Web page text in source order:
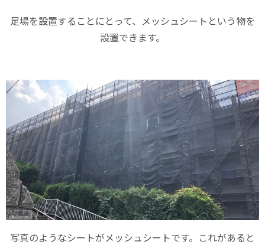
足場を設置することにとって、メッシュシートという物を
設置できます。
写真のようなシートがメッシュシートです。これがあると